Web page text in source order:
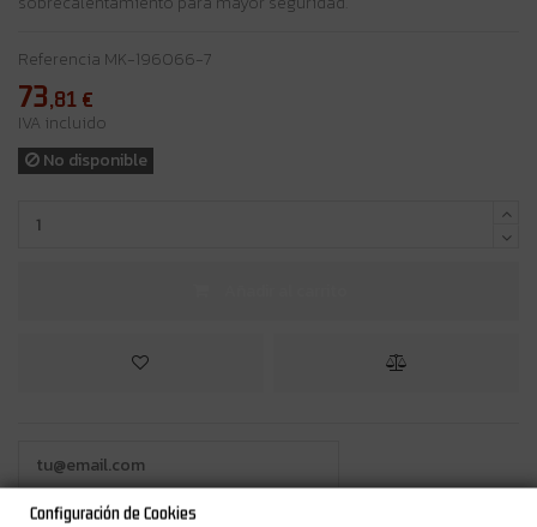
Referencia MK-196066-7
73,81 €
IVA incluido
No disponible
Configuración de Cookies